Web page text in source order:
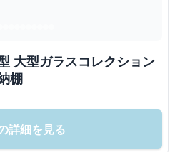
大型ガラスコレクション
棚
詳細を見る